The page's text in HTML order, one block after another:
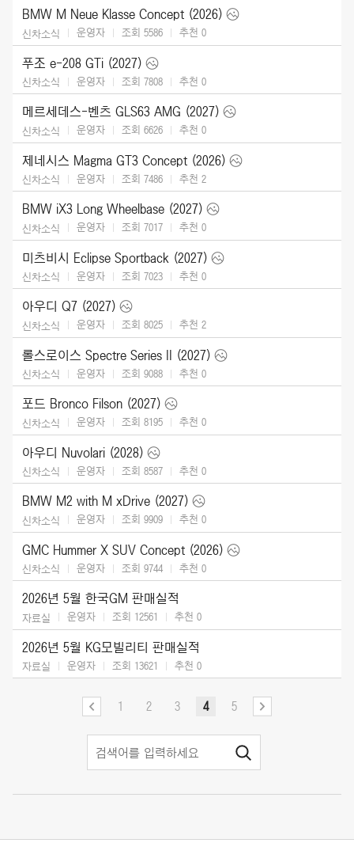
BMW M Neue Klasse Concept (2026)
신차소식 운영자 조회 5586 추천 0
푸조 e-208 GTi (2027)
신차소식 운영자 조회 7808 추천 0
메르세데스-벤츠 GLS63 AMG (2027)
신차소식 운영자 조회 6626 추천 0
제네시스 Magma GT3 Concept (2026)
신차소식 운영자 조회 7486 추천 2
BMW iX3 Long Wheelbase (2027)
신차소식 운영자 조회 7017 추천 0
미츠비시 Eclipse Sportback (2027)
신차소식 운영자 조회 7023 추천 0
아우디 Q7 (2027)
신차소식 운영자 조회 8025 추천 2
롤스로이스 Spectre Series II (2027)
신차소식 운영자 조회 9088 추천 0
포드 Bronco Filson (2027)
신차소식 운영자 조회 8195 추천 0
아우디 Nuvolari (2028)
신차소식 운영자 조회 8587 추천 0
BMW M2 with M xDrive (2027)
신차소식 운영자 조회 9909 추천 0
GMC Hummer X SUV Concept (2026)
신차소식 운영자 조회 9744 추천 0
2026년 5월 한국GM 판매실적
자료실 운영자 조회 12561 추천 0
2026년 5월 KG모빌리티 판매실적
자료실 운영자 조회 13621 추천 0
1 2 3 4 5